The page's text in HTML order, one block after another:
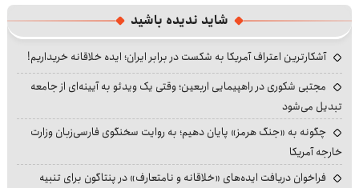
شاید ندیده باشید
آشکارترین اعتراف آمریکا به شکست در برابر ایران؛ ایده خلاقانه خریداریم!
مجتبی شکوری در راهپیمایی اربعین؛ وقتی یک ویدئو به آیینه‌ای از جامعه
تبدیل می‌شود
چگونه به «جنگ هرمز» پایان دهیم؛ به روایت سخنگوی فارسی‌زبان وزارت
خارجه آمریکا
فراخوان دریافت ایده‌های «خلاقانه و نامتعارف» در پنتاگون برای تنبیه